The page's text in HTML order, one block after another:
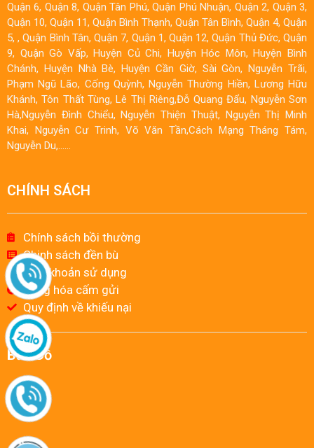
Quận 6, Quận 8, Quận Tân Phú, Quận Phú Nhuận, Quận 2, Quận 3,
Quận 10, Quận 11, Quận Bình Thạnh, Quận Tân Bình, Quận 4, Quận
5, , Quận Bình Tân, Quận 7, Quận 1, Quận 12, Quận Thủ Đức, Quận
9, Quận Gò Vấp, Huyện Củ Chi, Huyện Hóc Môn, Huyện Bình
Chánh, Huyện Nhà Bè, Huyện Cần Giờ, Sài Gòn, Nguyễn Trãi,
Phạm Ngũ Lão, Cống Quỳnh, Nguyễn Thường Hiền, Lương Hữu
Khánh, Tôn Thất Tùng, Lê Thị Riêng,Đỗ Quang Đẩu, Nguyễn Sơn
Hà,Nguyễn Đình Chiểu, Nguyễn Thiện Thuật, Nguyễn Thị Minh
Khai, Nguyễn Cư Trinh, Võ Văn Tần,Cách Mạng Tháng Tám,
Nguyễn Du,……
CHÍNH SÁCH
Chính sách bồi thường
Chinh sách đền bù
Điều khoản sử dụng
Hàng hóa cấm gửi
Quy định về khiếu nại
Bản Đồ